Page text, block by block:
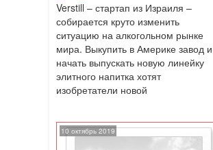
Verstill – стартап из Израиля –
собирается круто изменить
ситуацию на алкогольном рынке
мира. Выкупить в Америке завод и
начать выпускать новую линейку
элитного напитка хотят
изобретатели новой
10 октябрь 2019